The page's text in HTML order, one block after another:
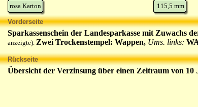
rosa Karton 115,5 mm
Vorderseite
Sparkassenschein der Landesparkasse mit Zuwachs
anzeigte). Zwei Trockenstempel: Wappen, Ums. links:
Rückseite
Übersicht der Verzinsung über einen Zeitraum von 10